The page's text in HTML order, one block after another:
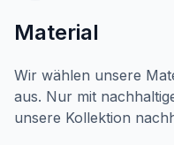
Material
Wir wählen unsere
aus. Nur mit
unsere Kollektion